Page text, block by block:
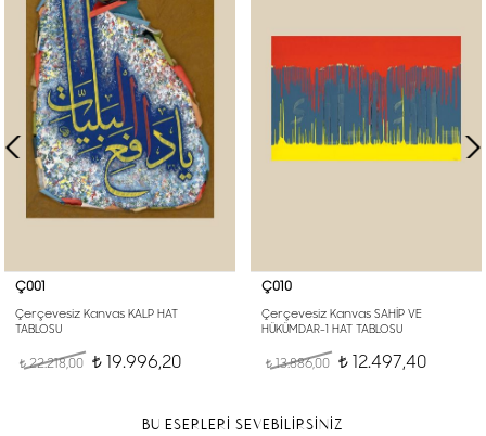
Ç001
Çerçevesiz Kanvas KALP HAT
TABLOSU
t22.218,00 t 19.996,20
Ç010
Çerçevesiz Kanvas SAHİP VE
HÜKÜMDAR-1 HAT TABLOSU
t13.886,00 t 12.497,40
BU ESERLERİ SEVEBİLİRSİNİZ